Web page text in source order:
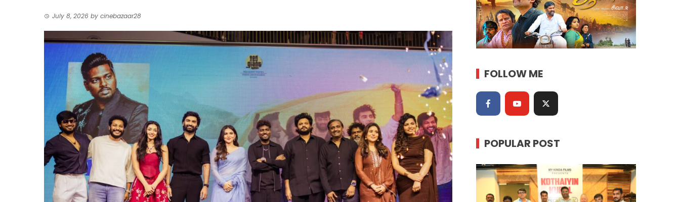
July 8, 2026 by cinebazaar28
FOLLOW ME
POPULAR POST